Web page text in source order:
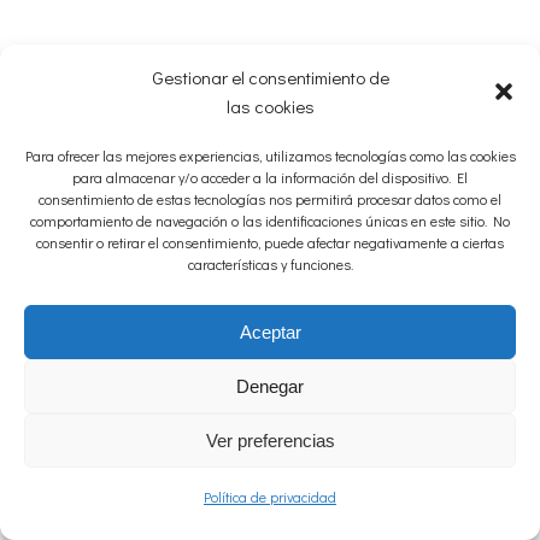
Gestionar el consentimiento de
las cookies
Para ofrecer las mejores experiencias, utilizamos tecnologías como las cookies
para almacenar y/o acceder a la información del dispositivo. El
consentimiento de estas tecnologías nos permitirá procesar datos como el
comportamiento de navegación o las identificaciones únicas en este sitio. No
consentir o retirar el consentimiento, puede afectar negativamente a ciertas
características y funciones.
Aceptar
Denegar
Ver preferencias
Política de privacidad